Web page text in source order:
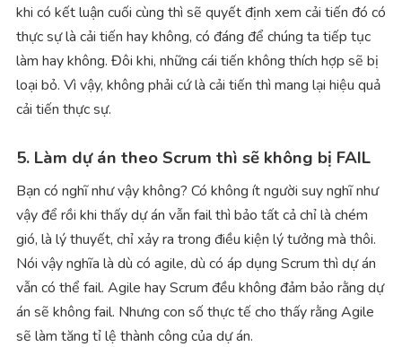
khi có kết luận cuối cùng thì sẽ quyết định xem cải tiến đó có
thực sự là cải tiến hay không, có đáng để chúng ta tiếp tục
làm hay không. Đôi khi, những cái tiến không thích hợp sẽ bị
loại bỏ. Vì vậy, không phải cứ là cải tiến thì mang lại hiệu quả
cải tiến thực sự.
5. Làm dự án theo Scrum thì sẽ không bị FAIL
Bạn có nghĩ như vậy không? Có không ít người suy nghĩ như
vậy để rồi khi thấy dự án vẫn fail thì bảo tất cả chỉ là chém
gió, là lý thuyết, chỉ xảy ra trong điều kiện lý tưởng mà thôi.
Nói vậy nghĩa là dù có agile, dù có áp dụng Scrum thì dự án
vẫn có thể fail. Agile hay Scrum đều không đảm bảo rằng dự
án sẽ không fail. Nhưng con số thực tế cho thấy rằng Agile
sẽ làm tăng tỉ lệ thành công của dự án.